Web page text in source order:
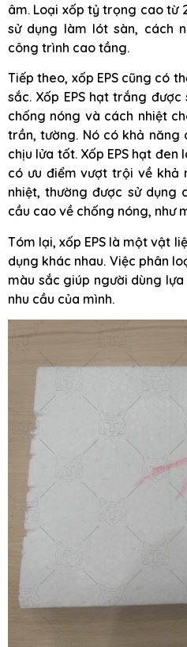
âm. Loại xốp tỷ trọng cao từ
sử dụng làm lót sàn, cách
công trình cao tầng.
Tiếp theo, xốp EPS cũng có
sắc. Xốp EPS hạt trắng
chống nóng và cách nhiệt
trần, tường. Nó có khả năng
chịu lửa tốt. Xốp EPS hạt
có ưu điểm vượt trội về khả
nhiệt, thường được sử dụng
cầu cao về chống nóng, như
Tóm lại, xốp EPS là một vật
dụng khác nhau. Việc phân
màu sắc giúp người dùng
nhu cầu của mình.